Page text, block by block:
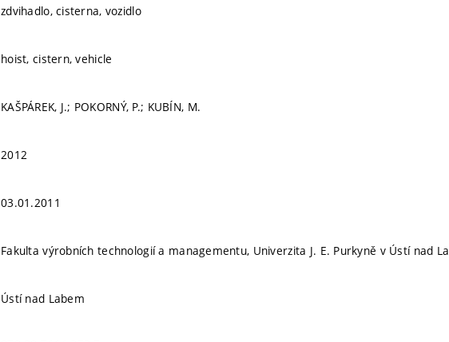
zdvihadlo, cisterna, vozidlo
hoist, cistern, vehicle
KAŠPÁREK, J.; POKORNÝ, P.; KUBÍN, M.
2012
03.01.2011
Fakulta výrobních technologií a managementu, Univerzita J. E. Purkyně v Ústí nad
Ústí nad Labem